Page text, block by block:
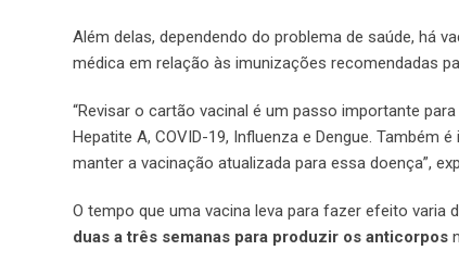
Além delas, dependendo do problema de saúde, há
médica em relação às imunizações recomendadas
“Revisar o cartão vacinal é um passo importante
Hepatite A, COVID-19, Influenza e Dengue. Também
manter a vacinação atualizada para essa doença”,
O tempo que uma vacina leva para fazer efeito varia
duas a três semanas para produzir os anticorpos